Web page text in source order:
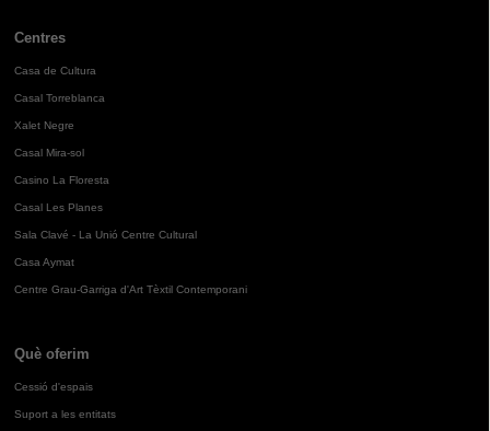
Centres
Casa de Cultura
Casal Torreblanca
Xalet Negre
Casal Mira-sol
Casino La Floresta
Casal Les Planes
Sala Clavé - La Unió Centre Cultural
Casa Aymat
Centre Grau-Garriga d'Art Tèxtil Contemporani
Què oferim
Cessió d'espais
Suport a les entitats